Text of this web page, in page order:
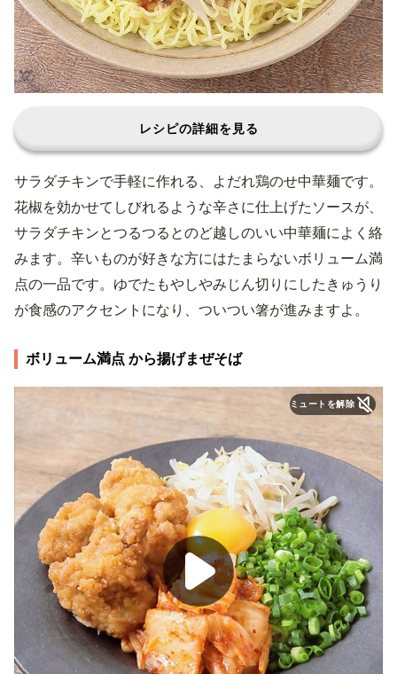
レシピの詳細を見る
サラダチキンで手軽に作れる、よだれ鶏のせ中華麺です。
花椒を効かせてしびれるような辛さに仕上げたソースが、
サラダチキンとつるつるとのど越しのいい中華麺によく絡
みます。辛いものが好きな方にはたまらないボリューム満
点の一品です。ゆでたもやしやみじん切りにしたきゅうり
が食感のアクセントになり、ついつい箸が進みますよ。
ボリューム満点 から揚げまぜそば
ミュートを解除